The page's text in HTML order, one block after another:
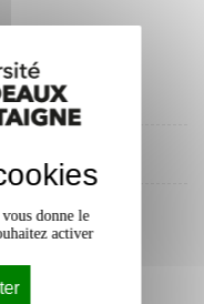
donne le
activer